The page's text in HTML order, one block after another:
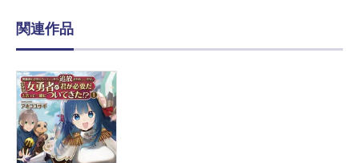
関連作品